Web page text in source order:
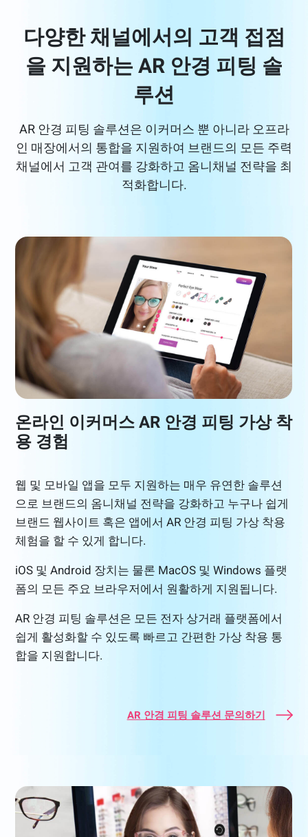
다양한 채널에서의 고객 접점
을 지원하는 AR 안경 피팅 솔
루션
AR 안경 피팅 솔루션은 이커머스 뿐 아니라 오프라
인 매장에서의 통합을 지원하여 브랜드의 모든 주력
채널에서 고객 관여를 강화하고 옴니채널 전략을 최
적화합니다.
온라인 이커머스 AR 안경 피팅 가상 착
용 경험
웹 및 모바일 앱을 모두 지원하는 매우 유연한 솔루션
으로 브랜드의 옴니채널 전략을 강화하고 누구나 쉽게
브랜드 웹사이트 혹은 앱에서 AR 안경 피팅 가상 착용
체험을 할 수 있게 합니다.
iOS 및 Android 장치는 물론 MacOS 및 Windows 플랫
폼의 모든 주요 브라우저에서 원활하게 지원됩니다.
AR 안경 피팅 솔루션은 모든 전자 상거래 플랫폼에서
쉽게 활성화할 수 있도록 빠르고 간편한 가상 착용 통
합을 지원합니다.
AR 안경 피팅 솔루션 문의하기